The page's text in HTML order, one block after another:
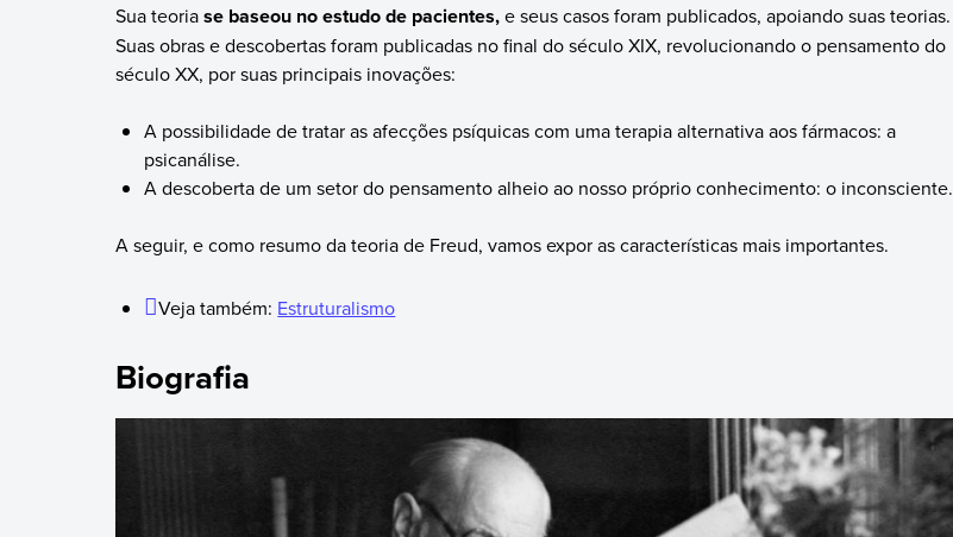
Sua teoriase baseou no estudo de pacientes,e seus casos foram publicados, apoiando suas teorias.
Suas obras e descobertas foram publicadas no final do século XIX, revolucionando o pensamento do
século XX, por suas principais inovações:
A possibilidade de tratar as afecções psíquicas com uma terapia alternativa aos fármacos: a
psicanálise.
A descoberta de um setor do pensamento alheio ao nosso próprio conhecimento: o inconsciente.
A seguir, e como resumo da teoria de Freud, vamos expor as características mais importantes.
Veja também: Estruturalismo
Biografia